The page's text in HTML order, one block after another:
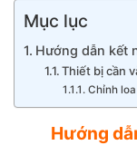
Mục lục
Hướng dẫn kết
Thiết bị cần
Chỉnh
Hướng